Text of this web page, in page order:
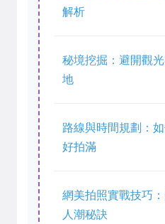
解析
秘境挖掘：避開觀
地
路線與時間規劃：
好拍滿
網美拍照實戰技巧
人潮秘訣